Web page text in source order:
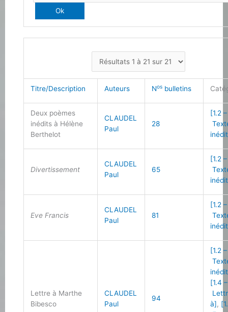
Titre/Description Auteurs Nos bulletins
Deux poèmes
inédits à Hélène
Berthelot
CLAUDEL
Paul
28
[1.2 –
Divertissement
CLAUDEL
Paul
65
[1.2 –
Eve Francis
CLAUDEL
Paul
81
[1.2 –
Lettre à Marthe
Bibesco
CLAUDEL
Paul
94
[1.2 –
[1.4 –
à],